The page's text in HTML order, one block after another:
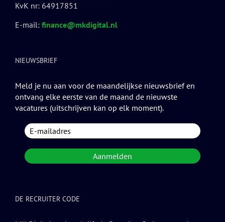
KvK nr: 64917851
E-mail: finance@mkdigital.nl
NIEUWSBRIEF
Meld je nu aan voor de maandelijkse nieuwsbrief en
ontvang elke eerste van de maand de nieuwste
vacatures (uitschrijven kan op elk moment).
DE RECRUITER CODE